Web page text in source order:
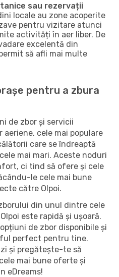
sau rezervații
locale au zone acoperite
pentru vizitare atunci
activități în aer liber. De
excelentă din
să afli mai multe
pentru a zbura
de zbor și servicii
cele mai populare
care se îndreaptă
mai mari. Aceste noduri
ci tind să ofere și cele
le cele mai bune
către Olpoi.
din unul dintre cele
este rapidă și ușoară.
de zbor disponibile și
perfect pentru tine.
și pregătește-te să
mai bune oferte și
eDreams!